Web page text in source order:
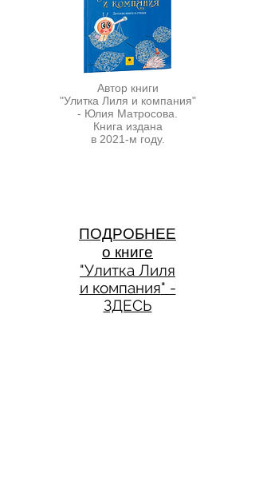
Автор книги
"Улитка Лиля и компания"
- Юлия Матросова.
Книга издана
в 2021-м году.
ПОДРОБНЕЕ
о книге
"Улитка Лиля
и компания" -
ЗДЕСЬ